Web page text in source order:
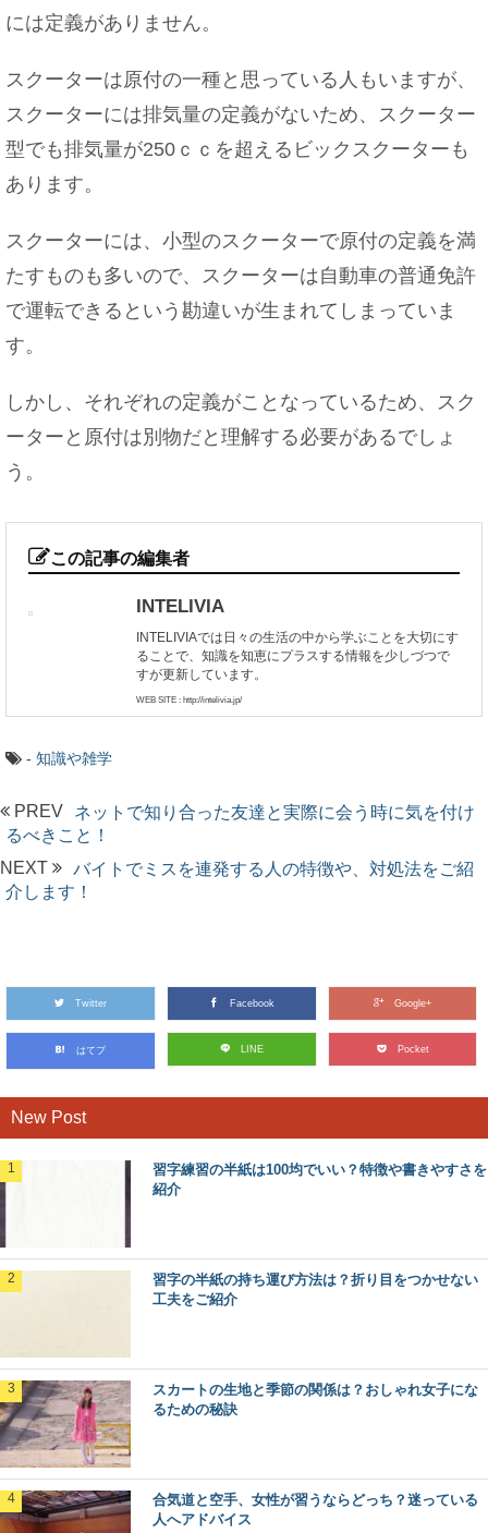
には定義がありません。
スクーターは原付の一種と思っている人もいますが、
スクーターには排気量の定義がないため、スクーター
型でも排気量が250ｃｃを超えるビックスクーターも
あります。
スクーターには、小型のスクーターで原付の定義を満
たすものも多いので、スクーターは自動車の普通免許
で運転できるという勘違いが生まれてしまっていま
す。
しかし、それぞれの定義がことなっているため、スク
ーターと原付は別物だと理解する必要があるでしょ
う。
この記事の編集者
INTELIVIA
INTELIVIAでは日々の生活の中から学ぶことを大切にす
ることで、知識を知恵にプラスする情報を少しづつで
すが更新しています。
WEB SITE : http://intelivia.jp/
- 知識や雑学
PREV
ネットで知り合った友達と実際に会う時に気を付け
るべきこと！
NEXT
バイトでミスを連発する人の特徴や、対処法をご紹
介します！
Twitter Facebook Google+
はてブ LINE Pocket
New Post
習字練習の半紙は100均でいい？特徴や書きやすさを
紹介
習字の半紙の持ち運び方法は？折り目をつかせない
工夫をご紹介
スカートの生地と季節の関係は？おしゃれ女子にな
るための秘訣
合気道と空手、女性が習うならどっち？迷っている
人へアドバイス